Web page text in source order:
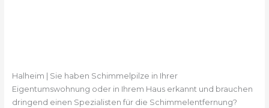
Halheim | Sie haben Schimmelpilze in Ihrer
Eigentumswohnung oder in Ihrem Haus erkannt und brauchen
dringend einen Spezialisten für die Schimmelentfernung?